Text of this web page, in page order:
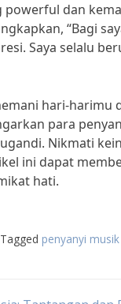
dan
“Bagi
Saya selalu
hari-
para
Nikmati
ini dapat
hati.
Tagged penyanyi